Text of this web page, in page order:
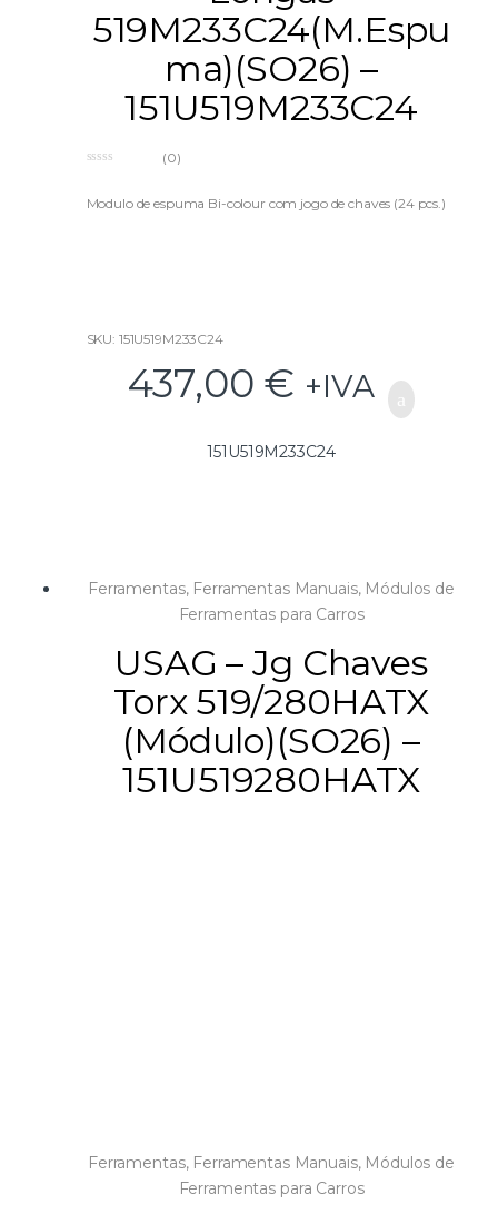
519M233C24(M.Espu
ma)(SO26) –
151U519M233C24
u
(0)
Modulo de espuma Bi-colour com jogo de chaves (24 pcs.)
SKU: 151U519M233C24
437,00 € +IVA
151U519M233C24
Ferramentas, Ferramentas Manuais, Módulos de
Ferramentas para Carros
USAG – Jg Chaves
Torx 519/280HATX
(Módulo)(SO26) –
151U519280HATX
Ferramentas, Ferramentas Manuais, Módulos de
Ferramentas para Carros